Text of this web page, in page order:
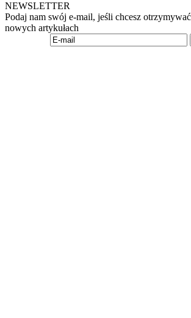
NEWSLETTER
Podaj nam swój e-mail, jeśli chcesz
nowych artykułach